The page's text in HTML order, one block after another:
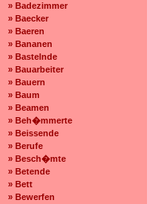
» Badezimmer
» Baecker
» Baeren
» Bananen
» Bastelnde
» Bauarbeiter
» Bauern
» Baum
» Beamen
» Beh�mmerte
» Beissende
» Berufe
» Besch�mte
» Betende
» Bett
» Bewerfen